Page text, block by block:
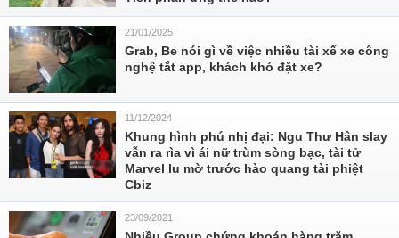
21/01/2025
Grab, Be nói gì về việc nhiều tài xế xe công
nghệ tắt app, khách khó đặt xe?
11/12/2024
Khung hình phú nhị đại: Ngu Thư Hân slay
vẫn ra rìa vì ái nữ trùm sòng bạc, tài tử
Marvel lu mờ trước hào quang tài phiệt
Cbiz
23/09/2021